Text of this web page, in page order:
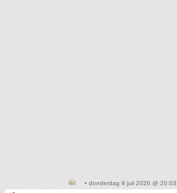
• donderdag 9 juli 2026 @ 20:03